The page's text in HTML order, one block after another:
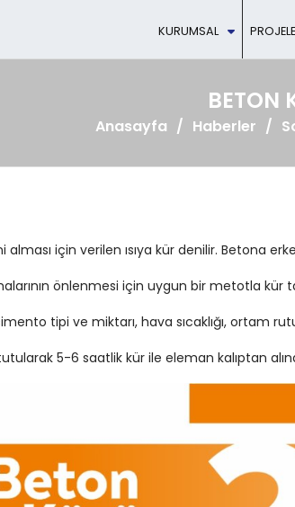
KURUMSAL
BETON
Anasayfa Haberler
alması için verilen ısıya kür denilir. Betona
önlenmesi için uygun bir metotla kür
tipi ve miktarı, hava sıcaklığı, ortam
5-6 saatlik kür ile eleman kalıptan